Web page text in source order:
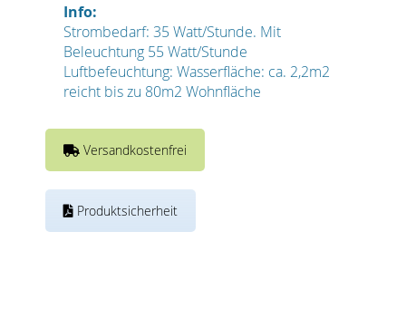
Info:
Strombedarf: 35 Watt/Stunde. Mit
Beleuchtung 55 Watt/Stunde
Luftbefeuchtung: Wasserfläche: ca. 2,2m2
reicht bis zu 80m2 Wohnfläche
Versandkostenfrei
Produktsicherheit